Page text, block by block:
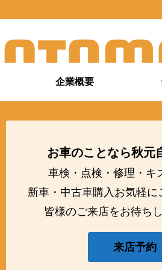
企業概要
お車のことなら秋元
車検・点検・修理・キ
新車・中古車購入お気軽に
皆様のご来店をお待ち
来店予約